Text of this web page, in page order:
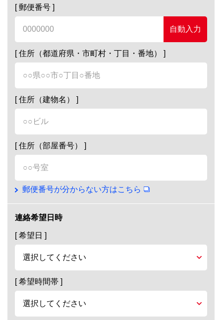
[ 郵便番号 ]
自動入力
[ 住所（都道府県・市町村・丁目・番地） ]
[ 住所（建物名） ]
[ 住所（部屋番号） ]
郵便番号が分からない方はこちら
連絡希望日時
[ 希望日 ]
[ 希望時間帯 ]